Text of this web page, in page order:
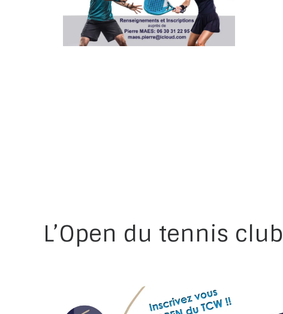
L’Open du tennis club